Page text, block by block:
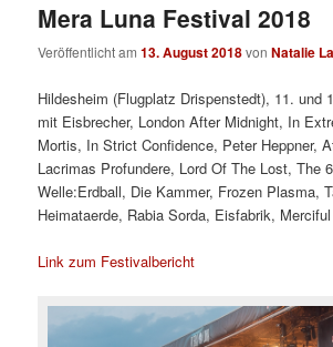
Mera Luna Festival 2018
Veröffentlicht am13. August 2018vonNatalie
Hildesheim (Flugplatz Drispenstedt), 11. und
mit Eisbrecher, London After Midnight, In
Mortis, In Strict Confidence, Peter Heppner,
Lacrimas Profundere, Lord Of The Lost, The
Welle:Erdball, Die Kammer, Frozen Plasma,
Heimataerde, Rabia Sorda, Eisfabrik,
Link zum Festivalbericht